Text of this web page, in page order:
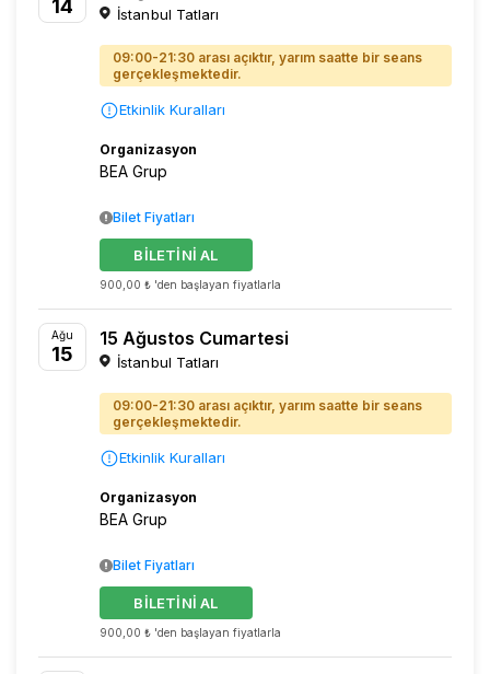
14 İstanbul Tatları
09:00-21:30 arası açıktır, yarım saatte bir seans
gerçekleşmektedir.
Etkinlik Kuralları
Organizasyon
BEA Grup
900,00 ₺ 'den başlayan fiyatlarla
BİLETİNİ AL
Bilet Fiyatları
Ağu
15
15 Ağustos Cumartesi
İstanbul Tatları
09:00-21:30 arası açıktır, yarım saatte bir seans
gerçekleşmektedir.
Etkinlik Kuralları
Organizasyon
BEA Grup
900,00 ₺ 'den başlayan fiyatlarla
BİLETİNİ AL
Bilet Fiyatları